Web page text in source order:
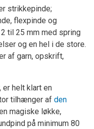
strikkepinde;
flexpinde og
til 25 mm med spring
og en hel i de store.
af garn, opskrift,
helt klart en
tilhænger af den
magiske løkke,
på minimum 80